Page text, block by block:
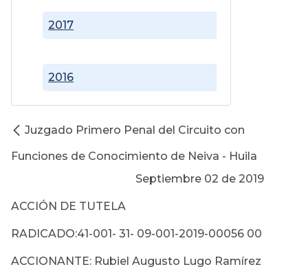
2016
2017
Juzgado Primero Penal del Circuito con
Funciones de Conocimiento de Neiva - Huila
Septiembre 02 de 2019
ACCIÓN DE TUTELA
RADICADO:41-001- 31- 09-001-2019-00056 00
ACCIONANTE: Rubiel Augusto Lugo Ramírez